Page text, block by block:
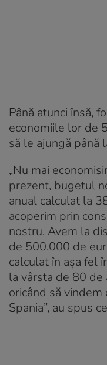
Până atunci însă,
economiile lor de
să le ajungă până
„Nu mai
prezent, bugetul
anual calculat la
acoperim prin
nostru. Avem la
de 500.000 de
calculat în așa fel
la vârsta de 80 de
oricând să
Spania”, au spus